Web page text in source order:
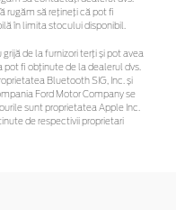
rugăm să rețineți că pot fi
în limita stocului disponibil.
de la furnizori terți și pot avea
fi obținute de la dealerul dvs.
Bluetooth SIG, Inc. și
Ford Motor Company se
sunt proprietatea Apple Inc.
de respectivii proprietari